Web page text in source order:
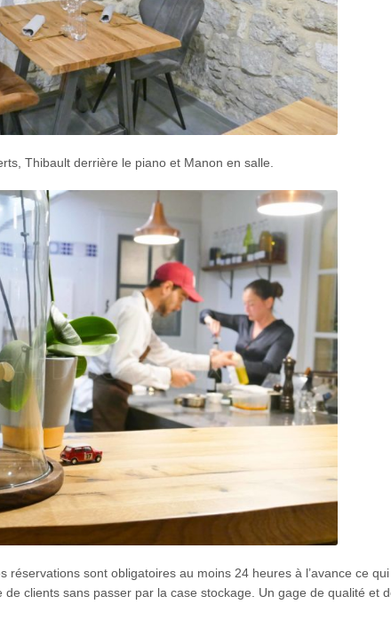
Thibault derrière le piano et Manon en salle.
sont obligatoires au moins 24 heures à l’avance ce
clients sans passer par la case stockage. Un gage de qualité et